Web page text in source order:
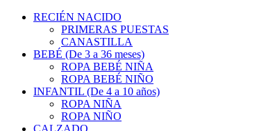
RECIÉN NACIDO
PRIMERAS PUESTAS
CANASTILLA
BEBÉ (De 3 a 36 meses)
ROPA BEBÉ NIÑA
ROPA BEBÉ NIÑO
INFANTIL (De 4 a 10 años)
ROPA NIÑA
ROPA NIÑO
CALZADO